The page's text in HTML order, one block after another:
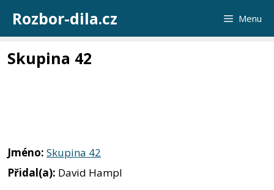
obsah
Rozbor-dila.cz Menu
Skupina 42
Jméno: Skupina 42
Přidal(a): David Hampl